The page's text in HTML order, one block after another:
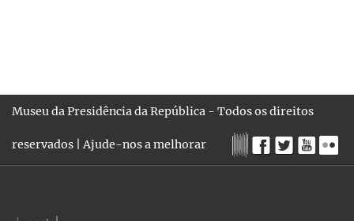
Museu da Presidência da República - Todos os direitos
reservados |Ajude-nos a melhorar